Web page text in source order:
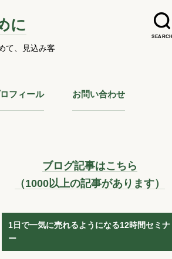
SEARCH
に
て、見込み客
フィール お問い合わせ
ブログ記事はこちら
（1000以上の記事があります）
1日で一気に売れるようになる12時間セミナ
ー